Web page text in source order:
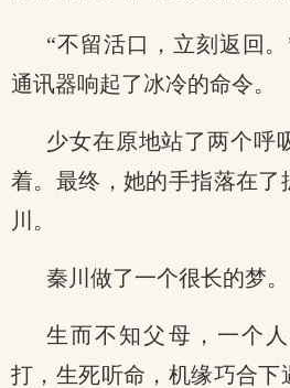
“不留活口，立刻返回
通讯器响起了冰冷的命令。
少女在原地站了两个呼
着。最终，她的手指落在了
川。
秦川做了一个很长的梦。
生而不知父母，一个
打，生死听命，机缘巧合下